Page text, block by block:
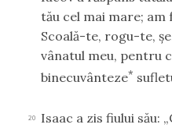
tău cel mai mare; am
Scoală-te, rogu-te,
vânatul meu, pentru
binecuvânteze*
20
Isaac a zis fiului său: